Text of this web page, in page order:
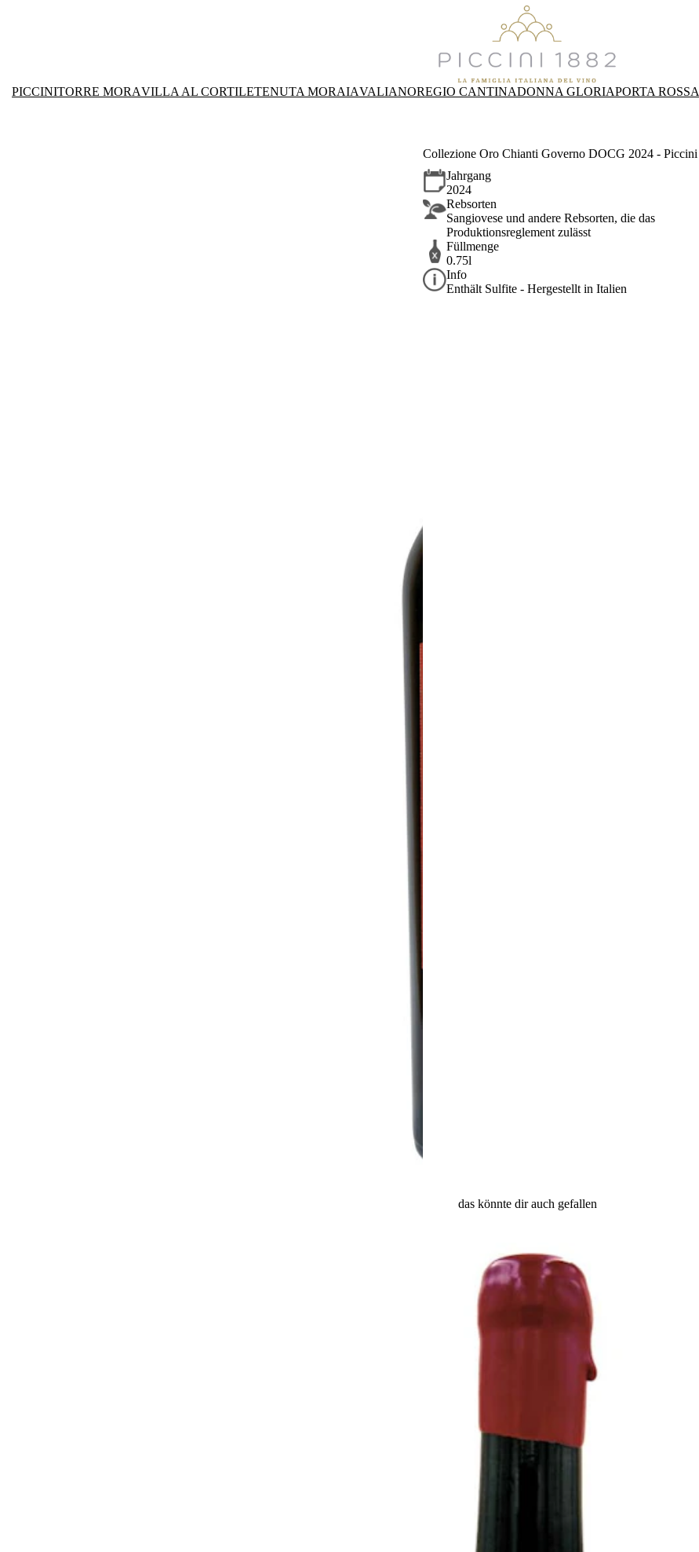
PICCINITORRE MORAVILLA AL CORTILETENUTA MORAIAVALIANOREGIO CANTINADONNA GLORIAPORTA ROSSA
Collezione Oro Chianti Governo DOCG 2024 - Piccini
Jahrgang
2024
Rebsorten
Sangiovese und andere Rebsorten, die das
Produktionsreglement zulässt
Füllmenge
0.75l
Info
Enthält Sulfite - Hergestellt in Italien
das könnte dir auch gefallen